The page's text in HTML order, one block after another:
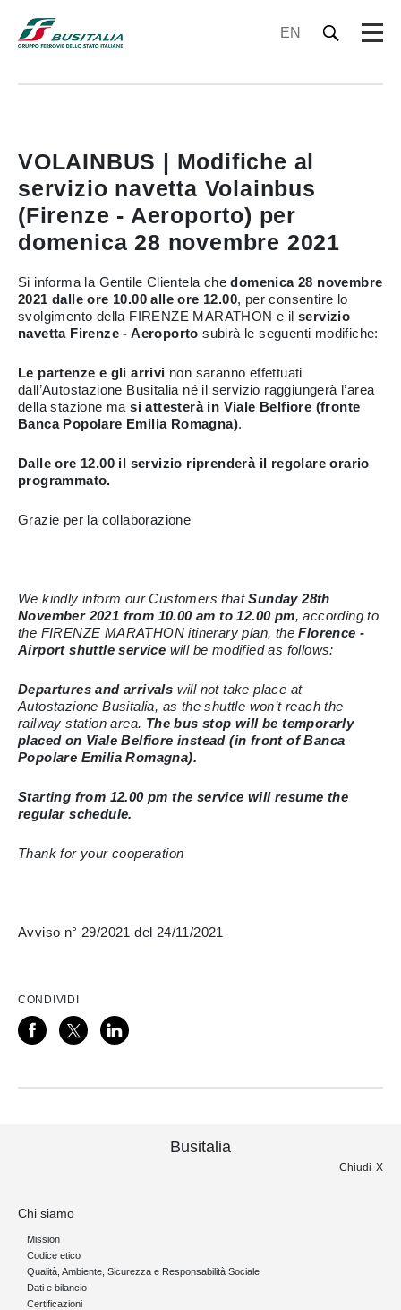
EN
VOLAINBUS | Modifiche al
servizio navetta Volainbus
(Firenze - Aeroporto) per
domenica 28 novembre 2021
Si informa la Gentile Clientela chedomenica 28 novembre
2021 dalle ore 10.00 alle ore 12.00, per consentire lo
svolgimento della FIRENZE MARATHON e il servizio
navetta Firenze - Aeroporto subirà le seguenti modifiche:
Le partenze e gli arrivi non saranno effettuati
dall’Autostazione Busitalia né il servizio raggiungerà l’area
della stazione masi attesterà in Viale Belfiore (fronte
Banca Popolare Emilia Romagna).
Dalle ore 12.00 il servizio riprenderà il regolare orario
programmato.
Grazie per la collaborazione
We kindly inform our Customers thatSunday 28th
November 2021 from 10.00 am to 12.00 pm, according to
the FIRENZE MARATHON itinerary plan, theFlorence -
Airport shuttle service will be modified as follows:
Departures and arrivals will not take place at
Autostazione Busitalia, as the shuttle won’t reach the
railway station area. The bus stop will be temporarly
placed on Viale Belfiore instead (in front of Banca
Popolare Emilia Romagna).
Starting from 12.00 pm the service will resume the
regular schedule.
Thank for your cooperation
Avviso n° 29/2021 del 24/11/2021
CONDIVIDI
Busitalia
Chiudi
Chi siamo
Mission
Codice etico
Qualità, Ambiente, Sicurezza e Responsabilità Sociale
Dati e bilancio
Certificazioni